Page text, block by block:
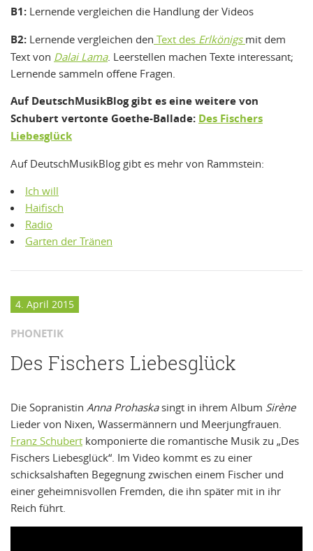
B1: Lernende vergleichen die Handlung der Videos
B2: Lernende vergleichen den Text des Erlkönigs mit dem
Text von Dalai Lama. Leerstellen machen Texte interessant;
Lernende sammeln offene Fragen.
Auf DeutschMusikBlog gibt es eine weitere von
Schubert vertonte Goethe-Ballade: Des Fischers
Liebesglück
Auf DeutschMusikBlog gibt es mehr von Rammstein:
Ich will
Haifisch
Radio
Garten der Tränen
4. April 2015
PHONETIK
Des Fischers Liebesglück
Die Sopranistin Anna Prohaskasingt in ihrem Album Sirène
Lieder von Nixen, Wassermännern und Meerjungfrauen.
Franz Schubert komponierte die romantische Musik zu „Des
Fischers Liebesglück“. Im Video kommt es zu einer
schicksalshaften Begegnung zwischen einem Fischer und
einer geheimnisvollen Fremden, die ihn später mit in ihr
Reich führt.